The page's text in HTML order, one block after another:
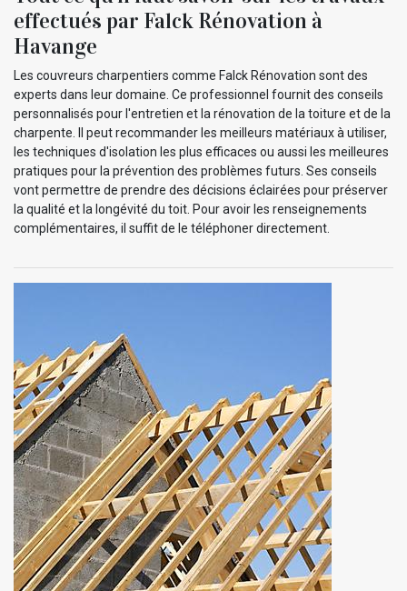
effectués par Falck Rénovation à
Havange
Les couvreurs charpentiers comme Falck Rénovation sont des
experts dans leur domaine. Ce professionnel fournit des conseils
personnalisés pour l'entretien et la rénovation de la toiture et de la
charpente. Il peut recommander les meilleurs matériaux à utiliser,
les techniques d'isolation les plus efficaces ou aussi les meilleures
pratiques pour la prévention des problèmes futurs. Ses conseils
vont permettre de prendre des décisions éclairées pour préserver
la qualité et la longévité du toit. Pour avoir les renseignements
complémentaires, il suffit de le téléphoner directement.